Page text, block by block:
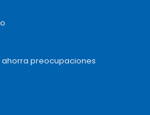
preocupaciones